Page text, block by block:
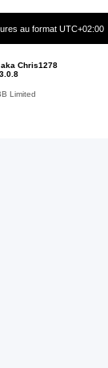
au format UTC+02:00
Chris1278
Limited